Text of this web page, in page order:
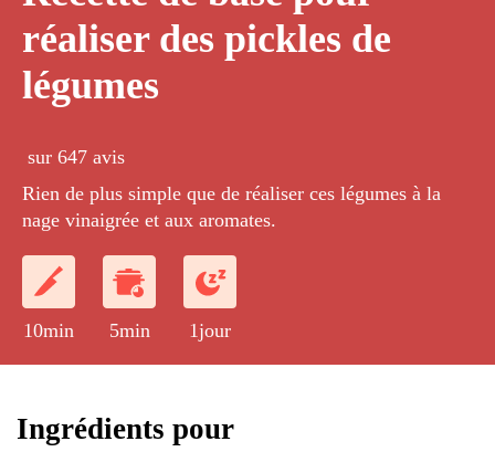
réaliser des pickles de
légumes
sur 647 avis
Rien de plus simple que de réaliser ces légumes à la
nage vinaigrée et aux aromates.
10min 5min 1jour
Ingrédients pour